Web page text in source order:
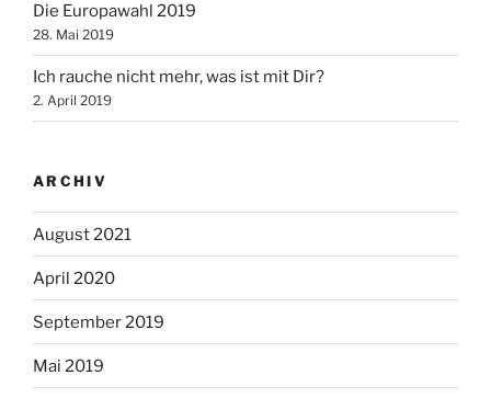
Die Europawahl 2019
28. Mai 2019
Ich rauche nicht mehr, was ist mit Dir?
2. April 2019
ARCHIV
August 2021
April 2020
September 2019
Mai 2019